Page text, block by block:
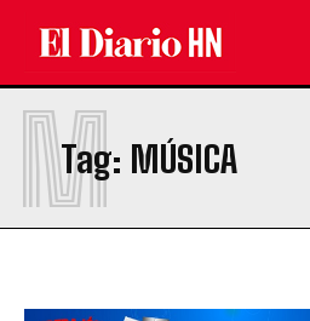
Tag: MÚSICA
M